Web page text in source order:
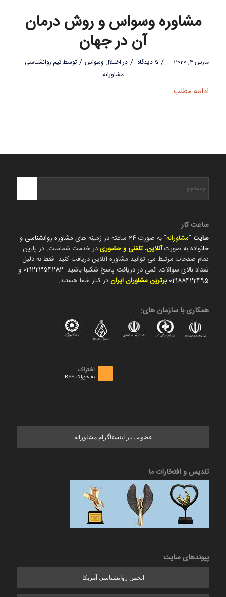
مشاوره وسواس و روش درمان
آن در جهان
مارس 4, 2020 / 5 دیدگاه / در اختلال وسواس / توسطتیم روانشناسی
مشاورانه
ادامه مطلب
ساعت کار
سایت"مشاورانه" به صورت 24 ساعته در زمینه های مشاوره روانشناسی و
خانوادهبه صورتآنلاین، تلفنی و حضوریدر خدمت شماست. در پایین
تمام صفحات مرتبط می توانید مشاوره آنلاین دریافت کنید. فقط به دلیل
تعداد بالای سوالات، کمی در دریافت پاسخ شکیبا باشید. 02122354282 و
02188422495 برترین مشاوران ایراندر کنار شما هستند.
همکاری با سازمان های:
اشتراک
به خوراک RSS
عضویت در اینستاگرام مشاورانه
تندیس و افتخارات ما
پیوندهای سایت
انجمن روانشناسی آمریکا